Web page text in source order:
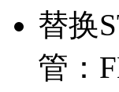
替换
管：